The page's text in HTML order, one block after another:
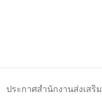
ประกาศสำนักงานส่งเสริ